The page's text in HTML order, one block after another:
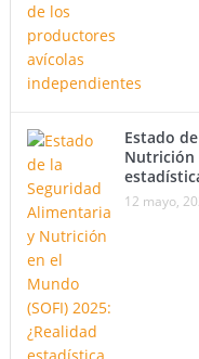
Estado
Nutrición
12 mayo,